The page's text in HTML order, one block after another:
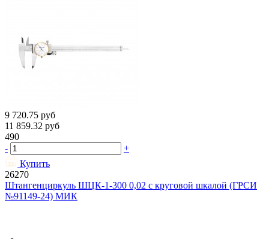
9 720.75 руб
11 859.32 руб
490
-
+
Купить
26270
Штангенциркуль ШЦК-1-300 0,02 с круговой шкалой (ГРСИ
№91149-24) МИК